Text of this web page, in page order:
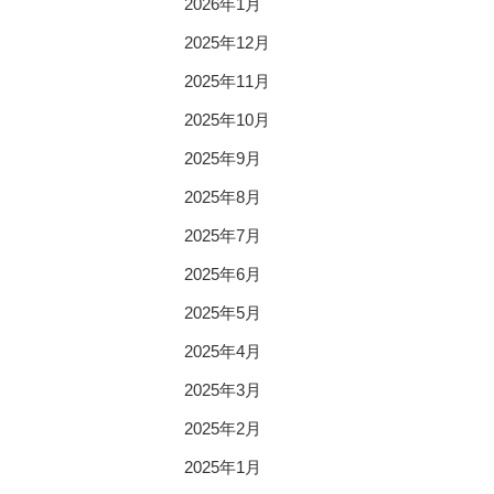
2026年1月
2025年12月
2025年11月
2025年10月
2025年9月
2025年8月
2025年7月
2025年6月
2025年5月
2025年4月
2025年3月
2025年2月
2025年1月